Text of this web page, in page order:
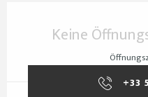
Keine
+33